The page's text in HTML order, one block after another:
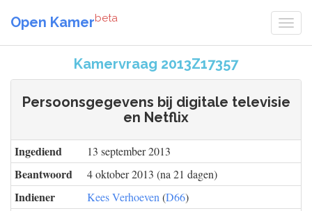
Open Kamerbeta
Kamervraag 2013Z17357
Persoonsgegevens bij digitale televisie
en Netflix
Ingediend 13 september 2013
Beantwoord 4 oktober 2013 (na 21 dagen)
Indiener Kees Verhoeven (D66)